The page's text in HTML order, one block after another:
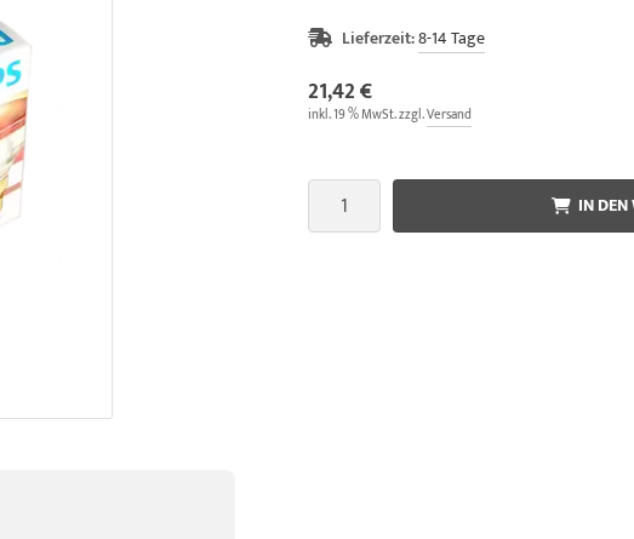
Lieferzeit:8-14 Tage
21,42 €
inkl. 19 % MwSt. zzgl.Versand
IN DEN